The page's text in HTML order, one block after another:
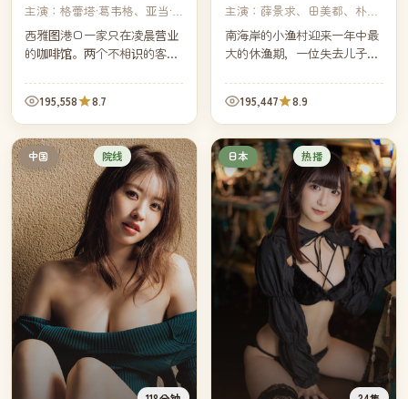
主演：格蕾塔·葛韦格、亚当·
德赖弗、比尔·墨瑞、朱丽叶·
比诺什
西雅图港口一家只在凌晨营业
的咖啡馆。两个不相识的客人
——他们从此每周三凌晨都坐
在同一张桌子，却始终没问对
方的姓名。
195,558 8.7
主演： 薛景求、田美都、朴海
日、黄正民
南海岸的小渔村迎来一年中最
大的休渔期，一位失去儿子的
海。镜头跟着他穿过雾、穿过
浪，也穿过他与自己迟来的、
漫长的告别。
195,447 8.9
中国 院线 日本 热播